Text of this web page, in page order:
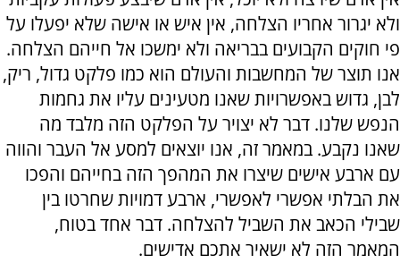
ולא יגרור אחריו הצלחה, אין איש או אישה שלא יפעלו על
פי חוקים הקבועים בבריאה ולא ימשכו אל חייהם הצלחה.
אנו תוצר של המחשבות והעולם הוא כמו פלקט גדול, ריק,
לבן, גדוש באפשרויות שאנו מטעינים עליו את גחמות
הנפש שלנו. דבר לא יצויר על הפלקט הזה מלבד מה
שאנו נקבע. במאמר זה, אנו יוצאים למסע אל העבר והווה
עם ארבע אישים שיצרו את המהפך הזה בחייהם והפכו
את הבלתי אפשרי לאפשרי, ארבע דמויות שחרטו בין
שבילי הכאב את השביל להצלחה. דבר אחד בטוח,
המאמר הזה לא ישאיר אתכם אדישים.